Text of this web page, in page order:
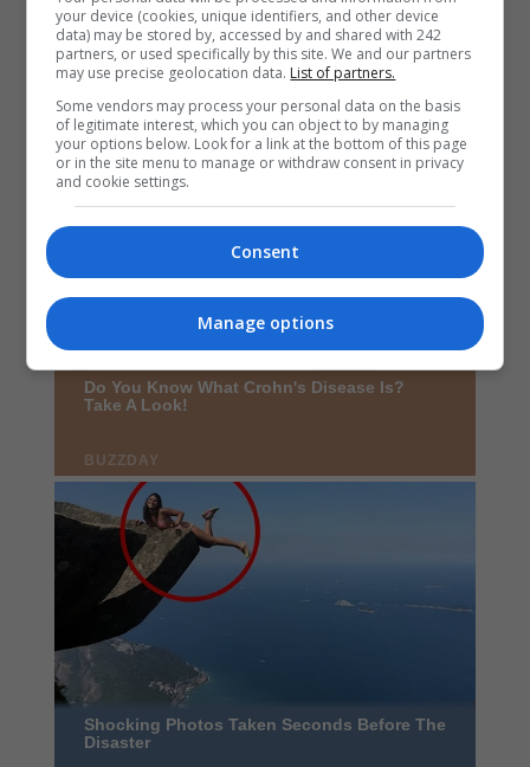
your device (cookies, unique identifiers, and other device
data) may be stored by, accessed by and shared with 242
partners, or used specifically by this site. We and our partners
may use precise geolocation data. List of partners.
Some vendors may process your personal data on the basis
of legitimate interest, which you can object to by managing
your options below. Look for a link at the bottom of this page
or in the site menu to manage or withdraw consent in privacy
and cookie settings.
Consent
Manage options